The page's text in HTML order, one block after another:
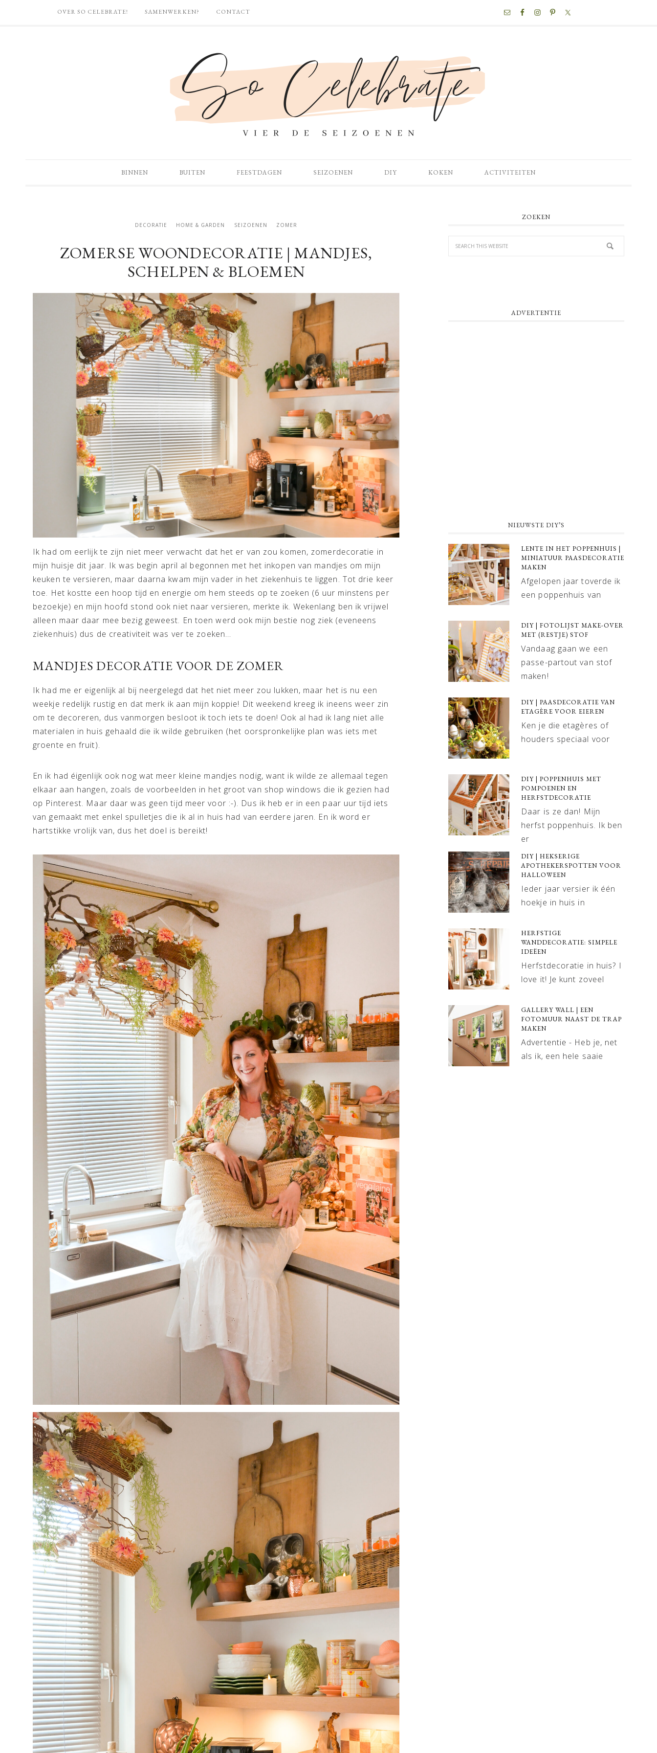
OVER SO CELEBRATE! SAMENWERKEN? CONTACT
BINNEN BUITEN FEESTDAGEN SEIZOENEN DIY KOKEN ACTIVITEITEN
DECORATIE HOME & GARDEN SEIZOENEN ZOMER
ZOMERSE WOONDECORATIE | MANDJES,
SCHELPEN & BLOEMEN
Ik had om eerlijk te zijn niet meer verwacht dat het er van zou komen, zomerdecoratie in
mijn huisje dit jaar. Ik was begin april al begonnen met het inkopen van mandjes om mijn
keuken te versieren, maar daarna kwam mijn vader in het ziekenhuis te liggen. Tot drie keer
toe. Het kostte een hoop tijd en energie om hem steeds op te zoeken (6 uur minstens per
bezoekje) en mijn hoofd stond ook niet naar versieren, merkte ik. Wekenlang ben ik vrijwel
alleen maar daar mee bezig geweest. En toen werd ook mijn bestie nog ziek (eveneens
ziekenhuis) dus de creativiteit was ver te zoeken…
MANDJES DECORATIE VOOR DE ZOMER
Ik had me er eigenlijk al bij neergelegd dat het niet meer zou lukken, maar het is nu een
weekje redelijk rustig en dat merk ik aan mijn koppie! Dit weekend kreeg ik ineens weer zin
om te decoreren, dus vanmorgen besloot ik toch iets te doen! Ook al had ik lang niet alle
materialen in huis gehaald die ik wilde gebruiken (het oorspronkelijke plan was iets met
groente en fruit).
En ik had éigenlijk ook nog wat meer kleine mandjes nodig, want ik wilde ze allemaal tegen
elkaar aan hangen, zoals de voorbeelden in het groot van shop windows die ik gezien had
op Pinterest. Maar daar was geen tijd meer voor :-). Dus ik heb er in een paar uur tijd iets
van gemaakt met enkel spulletjes die ik al in huis had van eerdere jaren. En ik word er
hartstikke vrolijk van, dus het doel is bereikt!
ZOEKEN
ADVERTENTIE
NIEUWSTE DIY’S
LENTE IN HET POPPENHUIS |
MINIATUUR PAASDECORATIE
MAKEN
Afgelopen jaar toverde ik
een poppenhuis van
DIY | FOTOLIJST MAKE-OVER
MET (RESTJE) STOF
Vandaag gaan we een
passe-partout van stof
maken!
DIY | PAASDECORATIE VAN
ETAGÈRE VOOR EIEREN
Ken je die etagères of
houders speciaal voor
DIY | POPPENHUIS MET
POMPOENEN EN
HERFSTDECORATIE
Daar is ze dan! Mijn
herfst poppenhuis. Ik ben
er
DIY | HEKSERIGE
APOTHEKERSPOTTEN VOOR
HALLOWEEN
Ieder jaar versier ik één
hoekje in huis in
HERFSTIGE
WANDDECORATIE: SIMPELE
IDEËEN
Herfstdecoratie in huis? I
love it! Je kunt zoveel
GALLERY WALL | EEN
FOTOMUUR NAAST DE TRAP
MAKEN
Advertentie - Heb je, net
als ik, een hele saaie